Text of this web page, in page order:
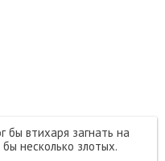
бы втихаря загнать на
несколько злотых.